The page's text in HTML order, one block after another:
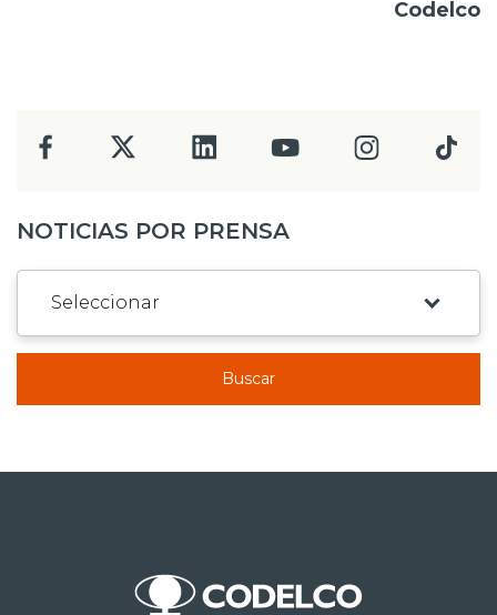
Codelco
NOTICIAS POR PRENSA
Buscar